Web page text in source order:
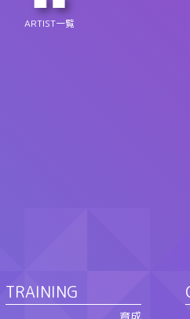
ARTIST一覧
TRAINING